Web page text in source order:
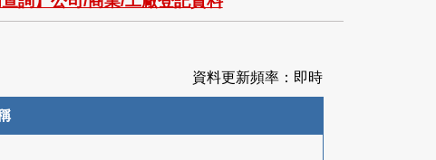
索
資料更新頻率：即時